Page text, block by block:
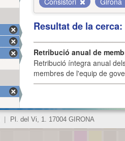
Resultat de la
Retribució anual de
Retribució íntegra anual
membres de l'equip de
Pl. del Vi, 1. 17004 GIRONA